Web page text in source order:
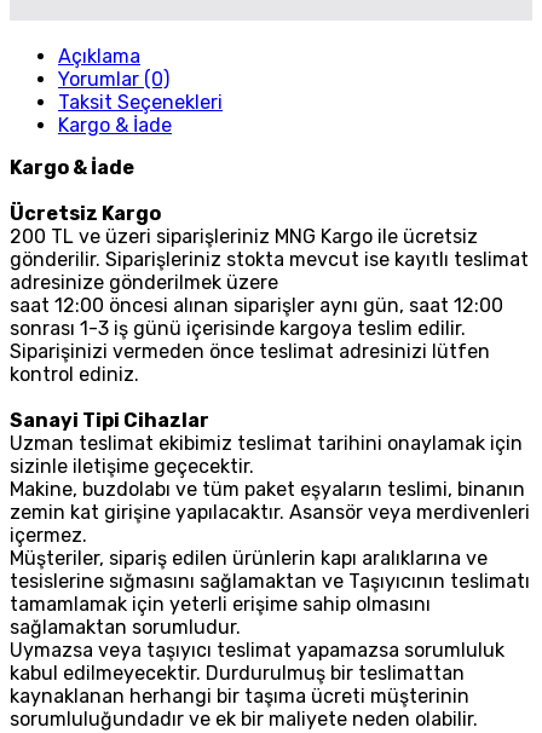
Açıklama
Yorumlar (0)
Taksit Seçenekleri
Kargo & İade
Kargo & İade
Ücretsiz Kargo
200 TL ve üzeri siparişleriniz MNG Kargo ile ücretsiz
gönderilir. Siparişleriniz stokta mevcut ise kayıtlı teslimat
adresinize gönderilmek üzere
saat 12:00 öncesi alınan siparişler aynı gün, saat 12:00
sonrası 1-3 iş günü içerisinde kargoya teslim edilir.
Siparişinizi vermeden önce teslimat adresinizi lütfen
kontrol ediniz.
Sanayi Tipi Cihazlar
Uzman teslimat ekibimiz teslimat tarihini onaylamak için
sizinle iletişime geçecektir.
Makine, buzdolabı ve tüm paket eşyaların teslimi, binanın
zemin kat girişine yapılacaktır. Asansör veya merdivenleri
içermez.
Müşteriler, sipariş edilen ürünlerin kapı aralıklarına ve
tesislerine sığmasını sağlamaktan ve Taşıyıcının teslimatı
tamamlamak için yeterli erişime sahip olmasını
sağlamaktan sorumludur.
Uymazsa veya taşıyıcı teslimat yapamazsa sorumluluk
kabul edilmeyecektir. Durdurulmuş bir teslimattan
kaynaklanan herhangi bir taşıma ücreti müşterinin
sorumluluğundadır ve ek bir maliyete neden olabilir.